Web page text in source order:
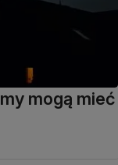
mogą mieć